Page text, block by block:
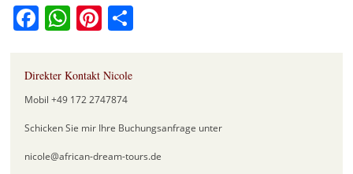
Facebook
WhatsApp
Pinterest
Teilen
Direkter Kontakt Nicole
Mobil +49 172 2747874
Schicken Sie mir Ihre Buchungsanfrage unter
nicole@african-dream-tours.de